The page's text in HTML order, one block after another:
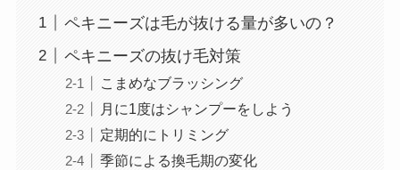
ペキニーズは毛が抜ける量が多いの？
ペキニーズの抜け毛対策
こまめなブラッシング
月に1度はシャンプーをしよう
定期的にトリミング
季節による換毛期の変化